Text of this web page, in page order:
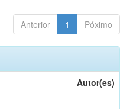
Anterior 1 Póximo
Autor(es)